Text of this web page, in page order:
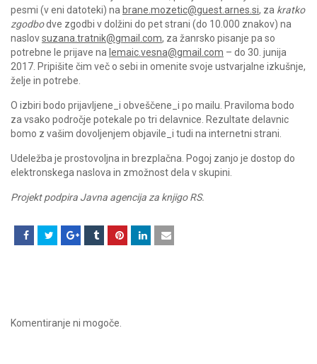
pesmi (v eni datoteki) na brane.mozetic@guest.arnes.si, za kratko
zgodbodve zgodbi v dolžini do pet strani (do 10.000 znakov) na
naslovsuzana.tratnik@gmail.com, za žanrsko pisanje pa so
potrebne le prijave na lemaic.vesna@gmail.com – do 30. junija
2017. Pripišite čim več o sebi in omenite svoje ustvarjalne izkušnje,
želje in potrebe.
O izbiri bodo prijavljene_i obveščene_i po mailu. Praviloma bodo
za vsako področje potekale po tri delavnice. Rezultate delavnic
bomo z vašim dovoljenjem objavile_i tudi na internetni strani.
Udeležba je prostovoljna in brezplačna. Pogoj zanjo je dostop do
elektronskega naslova in zmožnost dela v skupini.
Projekt podpira Javna agencija za knjigo RS.
Komentiranje ni mogoče.